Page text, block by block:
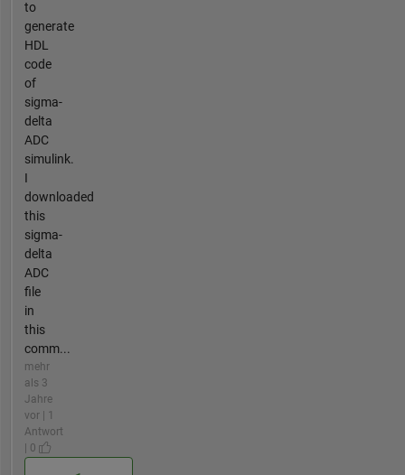
to
generate
HDL
code
of
sigma-
delta
ADC
simulink.
I
downloaded
this
sigma-
delta
ADC
file
in
this
comm...
mehr
als 3
Jahre
vor | 1
Antwort
| 0